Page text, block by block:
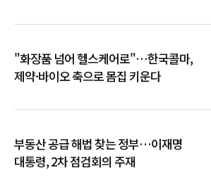
"화장품 넘어 헬스케어로"…한국콜마,
제약·바이오 축으로 몸집 키운다
부동산 공급 해법 찾는 정부…이재명
대통령, 2차 점검회의 주재